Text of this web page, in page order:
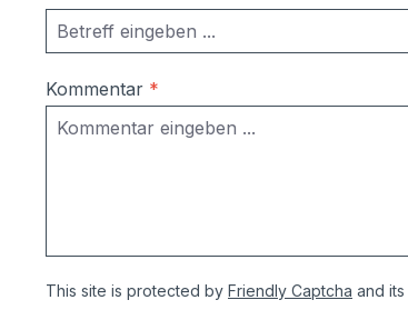
Kommentar *
This site is protected by Friendly Captcha and its